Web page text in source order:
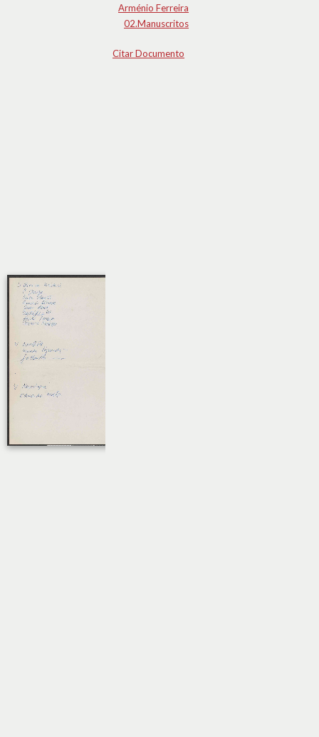
Arménio Ferreira
02.Manuscritos
Citar Documento